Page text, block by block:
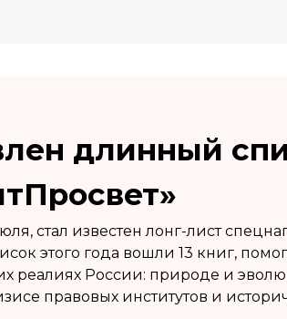
длинный
стал известен лонг-лист
этого года вошли 13 книг,
реалиях России: природе и
правовых институтов и